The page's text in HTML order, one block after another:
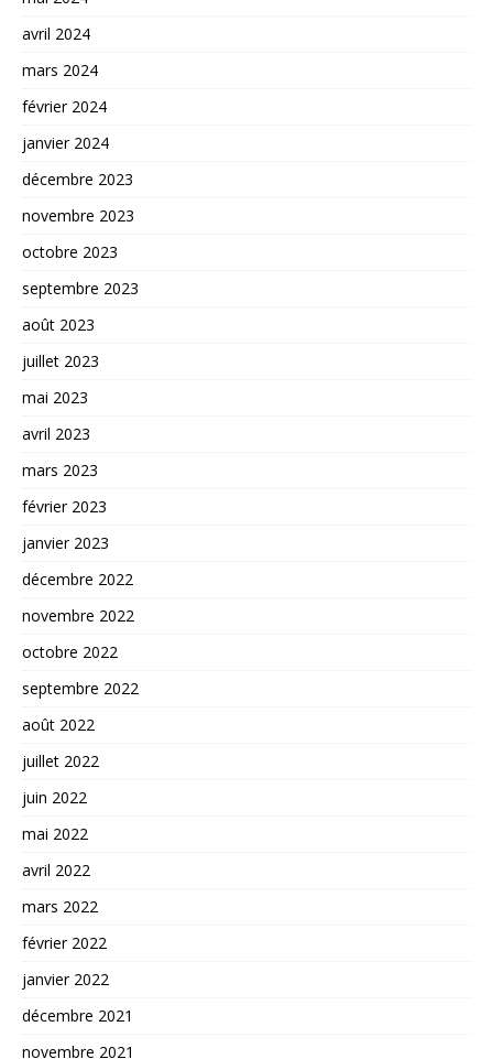
avril 2024
mars 2024
février 2024
janvier 2024
décembre 2023
novembre 2023
octobre 2023
septembre 2023
août 2023
juillet 2023
mai 2023
avril 2023
mars 2023
février 2023
janvier 2023
décembre 2022
novembre 2022
octobre 2022
septembre 2022
août 2022
juillet 2022
juin 2022
mai 2022
avril 2022
mars 2022
février 2022
janvier 2022
décembre 2021
novembre 2021